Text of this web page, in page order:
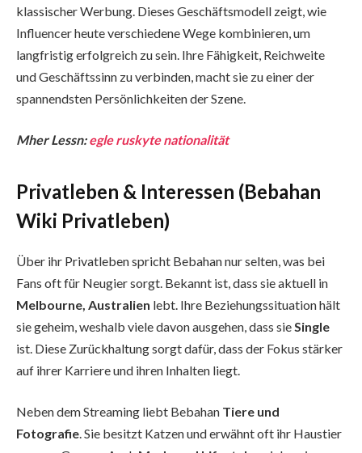
klassischer Werbung. Dieses Geschäftsmodell zeigt, wie
Influencer heute verschiedene Wege kombinieren, um
langfristig erfolgreich zu sein. Ihre Fähigkeit, Reichweite
und Geschäftssinn zu verbinden, macht sie zu einer der
spannendsten Persönlichkeiten der Szene.
Mher Lessn:egle ruskyte nationalität
Privatleben & Interessen (Bebahan
Wiki Privatleben)
Über ihr Privatleben spricht Bebahan nur selten, was bei
Fans oft für Neugier sorgt. Bekannt ist, dass sie aktuell in
Melbourne, Australien lebt. Ihre Beziehungssituation hält
sie geheim, weshalb viele davon ausgehen, dass sie Single
ist. Diese Zurückhaltung sorgt dafür, dass der Fokus stärker
auf ihrer Karriere und ihren Inhalten liegt.
Neben dem Streaming liebt Bebahan Tiere und
Fotografie. Sie besitzt Katzen und erwähnt oft ihr Haustier